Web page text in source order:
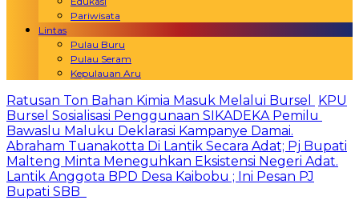
Pariwisata
Lintas
Pulau Buru
Pulau Seram
Kepulauan Aru
Ratusan Ton Bahan Kimia Masuk Melalui Bursel
KPU
Bursel Sosialisasi Penggunaan SIKADEKA Pemilu
Bawaslu Maluku Deklarasi Kampanye Damai.
Abraham Tuanakotta Di Lantik Secara Adat; Pj Bupati
Malteng Minta Meneguhkan Eksistensi Negeri Adat.
Lantik Anggota BPD Desa Kaibobu ; Ini Pesan PJ
Bupati SBB